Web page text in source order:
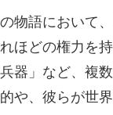
物語において
ほどの権力を
器」など、複
や、彼らが世